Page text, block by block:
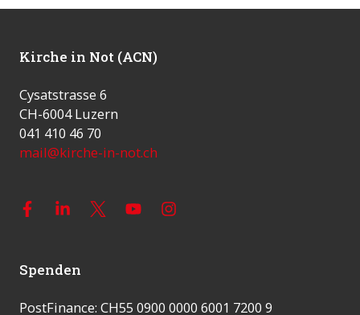
Kirche in Not (ACN)
Cysatstrasse 6
CH-6004 Luzern
041 410 46 70
mail@kirche-in-not.ch
Spenden
PostFinance: CH55 0900 0000 6001 7200 9